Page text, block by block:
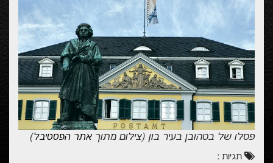
פסלו של בטהובן בעיר בון (צילום מתוךאתר הפסטיבל)
תגיות :